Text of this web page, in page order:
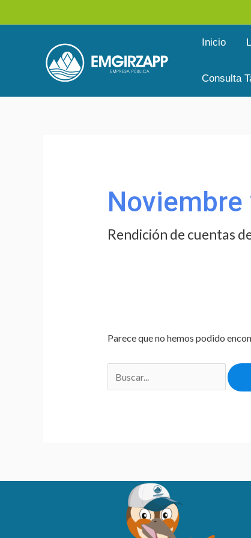
al
Inicio
Consulta
Noviembre
Rendición de cuentas
Parece que no hemos podido